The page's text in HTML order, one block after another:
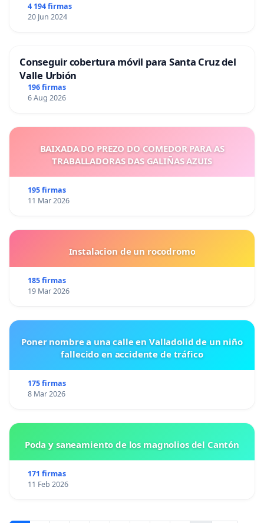
4 194 firmas
20 Jun 2024
Conseguir cobertura móvil para Santa Cruz del
Valle Urbión
196 firmas
6 Aug 2026
BAIXADA DO PREZO DO COMEDOR PARA AS
TRABALLADORAS DAS GALIÑAS AZUIS
195 firmas
11 Mar 2026
Instalacion de un rocodromo
185 firmas
19 Mar 2026
Poner nombre a una calle en Valladolid de un niño
fallecido en accidente de tráfico
175 firmas
8 Mar 2026
Poda y saneamiento de los magnolios del Cantón
171 firmas
11 Feb 2026